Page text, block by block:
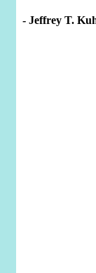
- Jeffrey T.